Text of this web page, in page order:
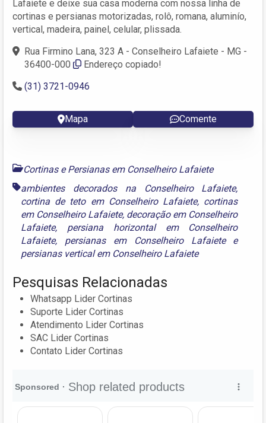
Lafaiete e deixe sua casa moderna com nossa linha de
cortinas e persianas motorizadas, rolô, romana, aluminío,
vertical, madeira, painel, celular, plissada.
Rua Firmino Lana, 323 A - Conselheiro Lafaiete - MG -
36400-000
Endereço copiado!
(31) 3721-0946
Mapa Comente
Cortinas e Persianas em Conselheiro Lafaiete
ambientes decorados na Conselheiro Lafaiete,
cortina de teto em Conselheiro Lafaiete, cortinas
em Conselheiro Lafaiete, decoração em Conselheiro
Lafaiete, persiana horizontal em Conselheiro
Lafaiete, persianas em Conselheiro Lafaietee
persianas vertical em Conselheiro Lafaiete
Pesquisas Relacionadas
Whatsapp Lider Cortinas
Suporte Lider Cortinas
Atendimento Lider Cortinas
SAC Lider Cortinas
Contato Lider Cortinas